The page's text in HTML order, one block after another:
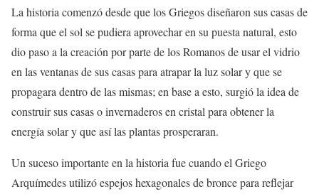
La historia comenzó desde que los Griegos diseñaron sus casas de
forma que el sol se pudiera aprovechar en su puesta natural, esto
dio paso a la creación por parte de los Romanos de usar el vidrio
en las ventanas de sus casas para atrapar la luz solar y que se
propagara dentro de las mismas; en base a esto, surgió la idea de
construir sus casas o invernaderos en cristal para obtener la
energía solar y que así las plantas prosperaran.
Un suceso importante en la historia fue cuando el Griego
Arquímedes utilizó espejos hexagonales de bronce para reflejar